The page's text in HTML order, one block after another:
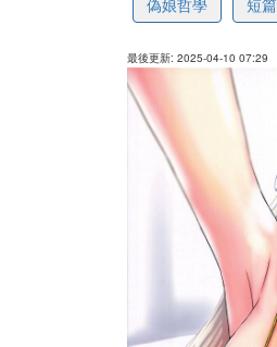
偽娘哲學 短篇
最後更新: 2025-04-10 07:29